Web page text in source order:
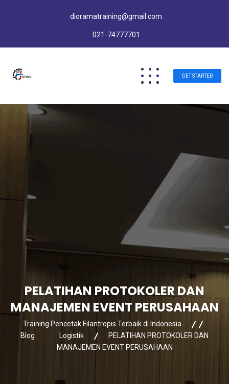
dioramatraining@gmail.com
021-74777701
GET STARTED
PELATIHAN PROTOKOLER DAN
MANAJEMEN EVENT PERUSAHAAN
Training Pencetak Filantropis Terbaik di Indonesia
Blog
Logistik
PELATIHAN PROTOKOLER DAN
MANAJEMEN EVENT PERUSAHAAN